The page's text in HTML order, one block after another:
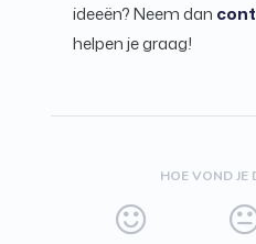
ideeën? Neem dan
helpen je graag!
HOE VOND JE